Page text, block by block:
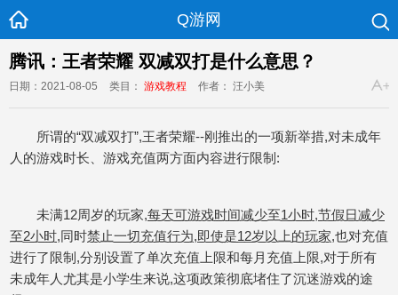
Q游网
腾讯：王者荣耀 双减双打是什么意思？
日期：2021-08-05 类目： 游戏教程 作者： 汪小美
所谓的“双减双打”,王者荣耀--刚推出的一项新举措,对未成年
人的游戏时长、游戏充值两方面内容进行限制:
未满12周岁的玩家,每天可游戏时间减少至1小时,节假日减少
至2小时,同时禁止一切充值行为,即使是12岁以上的玩家,也对充值
进行了限制,分别设置了单次充值上限和每月充值上限,对于所有
未成年人尤其是小学生来说,这项政策彻底堵住了沉迷游戏的途